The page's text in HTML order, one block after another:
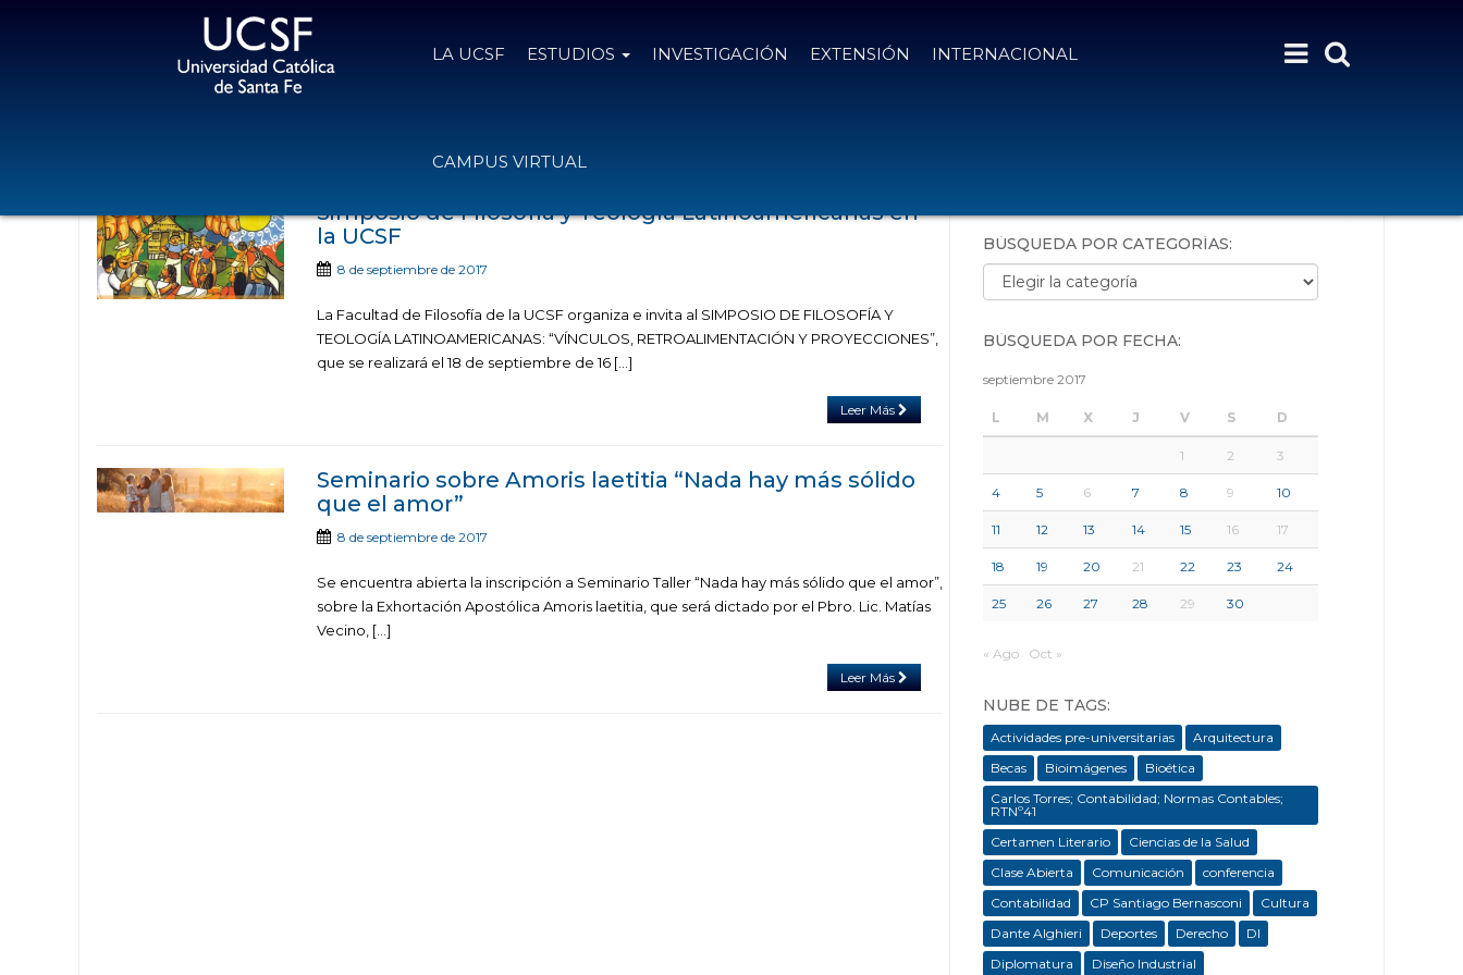
LA UCSF ESTUDIOS INVESTIGACIÓN EXTENSIÓN INTERNACIONAL
CAMPUS VIRTUAL
Simposio de Filosofía y Teología Latinoamericanas en
la UCSF
8 de septiembre de 2017
La Facultad de Filosofía de la UCSF organiza e invita al SIMPOSIO DE FILOSOFÍA Y
TEOLOGÍA LATINOAMERICANAS: “VÍNCULOS, RETROALIMENTACIÓN Y PROYECCIONES”,
que se realizará el 18 de septiembre de 16 […]
Leer Más
Seminario sobre Amoris laetitia “Nada hay más sólido
que el amor”
8 de septiembre de 2017
Se encuentra abierta la inscripción a Seminario Taller “Nada hay más sólido que el amor”,
sobre la Exhortación Apostólica Amoris laetitia, que será dictado por el Pbro. Lic. Matías
Vecino, […]
Leer Más
BÚSQUEDA POR CATEGORÍAS:
Búsqueda por categorías:
BÚSQUEDA POR FECHA:
septiembre 2017
L M X J V S D
1 2 3
4 5 6 7 8 9 10
11 12 13 14 15 16 17
18 19 20 21 22 23 24
25 26 27 28 29 30
« Ago Oct »
NUBE DE TAGS:
Actividades pre-universitarias
Arquitectura
Becas
Bioimágenes
Bioética
Carlos Torres; Contabilidad; Normas Contables;
RTNº41
Certamen Literario
Ciencias de la Salud
Clase Abierta
Comunicación
conferencia
Contabilidad
CP Santiago Bernasconi
Cultura
Dante Alghieri
Deportes Derecho
DI
Diplomatura
Diseño Industrial